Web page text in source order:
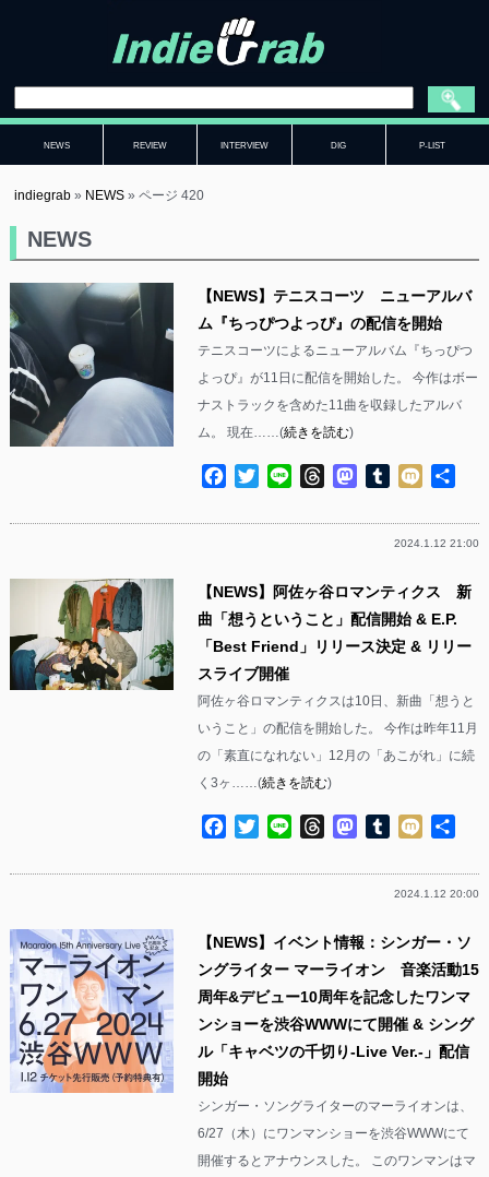
NEWS REVIEW INTERVIEW DIG P-LIST
indiegrab » NEWS »ページ 420
NEWS
【NEWS】テニスコーツ ニューアルバ
ム『ちっぴつよっぴ』の配信を開始
テニスコーツによるニューアルバム『ちっぴつ
よっぴ』が11日に配信を開始した。 今作はボー
ナストラックを含めた11曲を収録したアルバ
ム。 現在……(続きを読む)
Facebook
TwitterLine ThreadsMastodon
Tumblr
Mixi
2024.1.12 21:00
【NEWS】阿佐ヶ谷ロマンティクス 新
曲「想うということ」配信開始 & E.P.
「Best Friend」リリース決定 & リリー
スライブ開催
阿佐ヶ谷ロマンティクスは10日、新曲「想うと
いうこと」の配信を開始した。 今作は昨年11月
の「素直になれない」12月の「あこがれ」に続
く3ヶ……(続きを読む)
Facebook
TwitterLine ThreadsMastodon
Tumblr
Mixi
2024.1.12 20:00
【NEWS】イベント情報：シンガー・ソ
ングライター マーライオン 音楽活動15
周年&デビュー10周年を記念したワンマ
ンショーを渋谷WWWにて開催 & シング
ル「キャベツの千切り-Live Ver.-」配信
開始
シンガー・ソングライターのマーライオンは、
6/27（木）にワンマンショーを渋谷WWWにて
開催するとアナウンスした。 このワンマンはマ